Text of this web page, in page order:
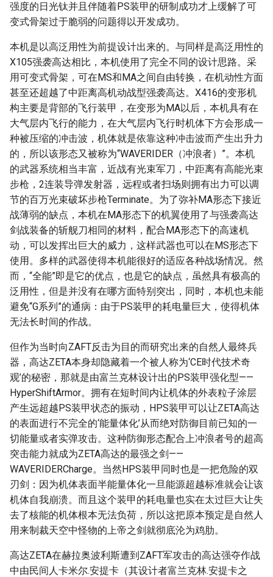
强度的日光钛并且伴随着PS装甲的研制成功才上缓解了可
变式骨架过于脆弱的问题得以开发成功。
本机是以高泛用性为前提设计出来的。与同样是高泛用性的
X105强袭高达相比，本机使用了完全不同的设计思路。采
用可变式骨架，可在MS和MA之间自由转换，在机动性方面
甚至还超越了中距离高机动战型强袭高达。X416的变形机
构主要是背部的飞行装甲，在变形为MA以后，本机具有在
大气层内飞行的能力，在大气层内飞行时机体下方会形成一
种被压缩的冲击波，机体就是依靠这种冲击波而产生出升力
的，所以该形态又被称为“WAVERIDER（冲浪者）”。本机
的武器系统相当丰富，近战有光束军刀，中距离有高能光束
步枪，2连装导弹发射器，远程或者扫场则拥有出力可以调
节的百万光束破坏步枪Terminate。为了弥补MA形态下接近
战薄弱的缺点，本机在MA形态下的机翼使用了与强袭高达
剑战装备的斩舰刀相同的材料，配合MA形态下的高速机
动，可以发挥出巨大的威力，这样武器也可以在MS形态下
使用。多样的武器使得本机能很好的适应各种战场情况。然
而，“全能”即是它的优点，也是它的缺点，虽然具有极高的
泛用性，但是并没有在哪方面特别突出，同时，本机也未能
避免“G系列”的通病：由于PS装甲的耗电量巨大，使得机体
无法长时间的作战。
但作为当时向ZAFT反击为目的而研究出来的自然人最终兵
器，高达ZETA本身却隐藏着一个被人称为‘CE时代技术奇
观’的秘密，那就是由富兰克林设计出的PS装甲强化型——
HyperShiftArmor。拥有在短时间内让机体的外表粒子涂层
产生远超越PS装甲状态的振动，HPS装甲可以让ZETA高达
的表面进行不完全的‘能量体化’从而绝对防御目前已知的一
切能量或者实弹攻击。这种防御形态配合上冲浪者号的超高
突击能力就成为ZETA高达的最强之剑——
WAVERIDERCharge。当然HPS装甲同时也是一把危险的双
刃剑：因为机体表面半能量体化一旦能源超越标准就会让该
机体自我崩溃。而且这个装甲的耗电量也实在太过巨大让失
去了核能的机体根本无法负荷，所以这把原本预定是自然人
用来制裁天空中怪物的上帝之剑就彻底沦为鸡肋。
高达ZETA在赫拉奥波利斯遭到ZAFT军攻击的高达强夺作战
中由民间人卡米尔.安提卡（其设计者富兰克林.安提卡之